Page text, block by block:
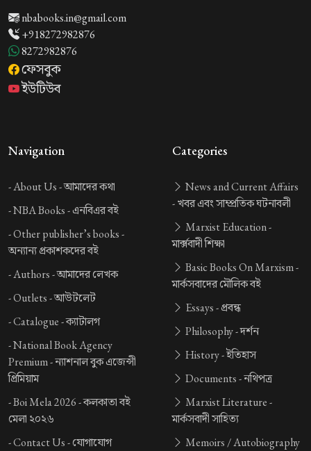
nbabooks.in@gmail.com
+918272982876
8272982876
ফেসবুক
ইউটিউব
Navigation
-About Us -আমাদের কথা
-NBA Books -এনবিএর বই
-Other publisher’s books -
অন্যান্য প্রকাশকদের বই
-Authors -আমাদের লেখক
-Outlets -আউটলেট
-Catalogue -ক্যাটালগ
-National Book Agency
Premium -ন্যাশনাল বুক এজেন্সী
প্রিমিয়াম
-Boi Mela 2026 -কলকাতা বই
মেলা ২০২৬
-Contact Us -যোগাযোগ
Categories
News and Current Affairs
-খবর এবং সাম্প্রতিক ঘটনাবলী
Marxist Education -
মার্ক্সবাদী শিক্ষা
Basic Books On Marxism -
মার্কসবাদের মৌলিক বই
Essays -প্রবন্ধ
Philosophy -দর্শন
History -ইতিহাস
Documents -নথিপত্র
Marxist Literature -
মার্কসবাদী সাহিত্য
Memoirs / Autobiography